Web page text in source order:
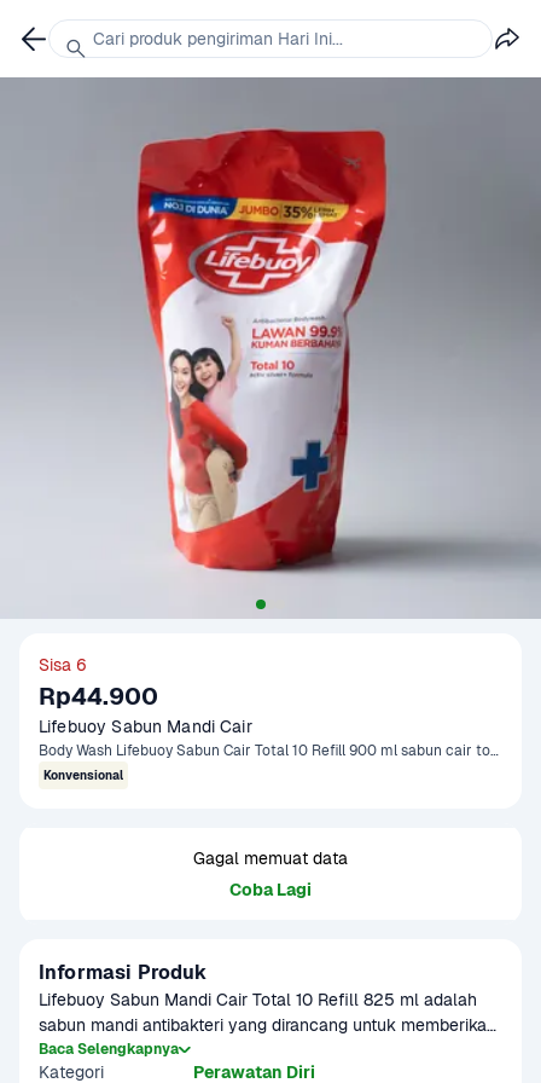
Sisa 6
Rp44.900
Lifebuoy Sabun Mandi Cair
Body Wash Lifebuoy Sabun Cair Total 10 Refill 900 ml sabun cair total 10 refill 900 ml Tokonow 900 ml
Konvensional
Gagal memuat data
Coba Lagi
Informasi Produk
Lifebuoy Sabun Mandi Cair Total 10 Refill 825 ml adalah
sabun mandi antibakteri yang dirancang untuk memberikan
perlindungan menyeluruh bagi seluruh anggota keluarga.
Dengan formula Active Silver+, sabun ini efektif melawan
Baca Selengkapnya
Kategori Perawatan Diri
Cari produk pengiriman Hari Ini...